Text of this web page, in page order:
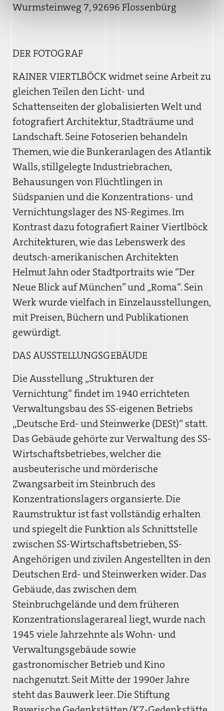
Wurmsteinweg 7, 92696 Flossenbürg
DER FOTOGRAF
RAINER VIERTLBÖCK widmet seine Arbeit zu
gleichen Teilen den Licht- und
Schattenseiten der globalisierten Welt und
fotografiert Architektur, Stadträume und
Landschaft. Seine Fotoserien behandeln
Themen, wie die Bunkeranlagen des Atlantik
Walls, stillgelegte Industriebrachen,
Behausungen von Flüchtlingen in
Südspanien und die Konzentrations- und
Vernichtungslager des NS-Regimes. Im
Kontrast dazu fotografiert Rainer Viertlböck
Architekturen, wie das Lebenswerk des
deutsch-amerikanischen Architekten
Helmut Jahn oder Stadtportraits wie “Der
Neue Blick auf München” und „Roma“. Sein
Werk wurde vielfach in Einzelausstellungen,
mit Preisen, Büchern und Publikationen
gewürdigt.
DAS AUSSTELLUNGSGEBÄUDE
Die Ausstellung „Strukturen der
Vernichtung“ findet im 1940 errichteten
Verwaltungsbau des SS-eigenen Betriebs
„Deutsche Erd- und Steinwerke (DESt)“ statt.
Das Gebäude gehörte zur Verwaltung des SS-
Wirtschaftsbetriebes, welcher die
ausbeuterische und mörderische
Zwangsarbeit im Steinbruch des
Konzentrationslagers organsierte. Die
Raumstruktur ist fast vollständig erhalten
und spiegelt die Funktion als Schnittstelle
zwischen SS-Wirtschaftsbetrieben, SS-
Angehörigen und zivilen Angestellten in den
Deutschen Erd- und Steinwerken wider. Das
Gebäude, das zwischen dem
Steinbruchgelände und dem früheren
Konzentrationslagerareal liegt, wurde nach
1945 viele Jahrzehnte als Wohn- und
Verwaltungsgebäude sowie
gastronomischer Betrieb und Kino
nachgenutzt. Seit Mitte der 1990er Jahre
steht das Bauwerk leer. Die Stiftung